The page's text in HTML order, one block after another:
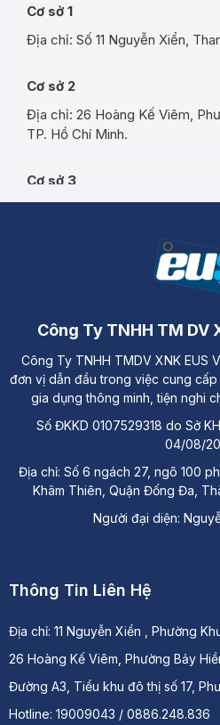
Cơ sở 1
Địa chỉ: Số 11 Nguyễn Xiển,
Cơ sở 2
Địa chỉ: 26 Hoàng Kế Viêm,
TP. Hồ Chí Minh.
Cơ sở 3
Thông Tin Liên Hệ
Địa chỉ: 11 Nguyễn Xiển , Phường
26 Hoàng Kế Viêm, Phường Bảy
Đường A3, Tiểu khu đô thị số 17,
Hotline: 19009043 / 0886.248.836
Công Ty TNHH TM DV
Công Ty TNHH TMDV XNK EUS
đơn vị dẫn đầu trong việc cung
gia dụng thông minh, tiện nghi
Số ĐKKD 0107529318 do Sở
04/08/
Địa chỉ: Số 6 ngách 27, ngõ 100
Khâm Thiên, Quận Đống Đa,
Người đại diện: